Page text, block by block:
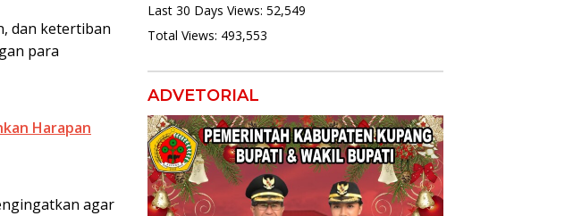
dan ketertiban
para
Harapan
agar
Last 30 Days Views: 52,549
Total Views: 493,553
ADVETORIAL